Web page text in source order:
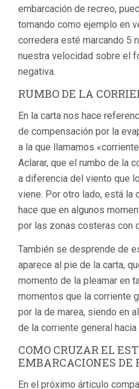
embarcación de recreo,
tomando como ejemplo en
corredera esté marcando 5
nuestra velocidad sobre el
negativa.
RUMBO DE LA
En la carta nos hace
de compensación por la
a la que llamamos
Aclarar, que el rumbo de la
a diferencia del viento que
viene. Por otro lado, está la
hace que en algunos
por las zonas costeras con
También se desprende de
aparece al pie de la carta,
momento de la pleamar en
momentos que la corriente
por la de marea, siendo en
de la corriente general
COMO CRUZAR EL
EMBARCACIONES DE
En el próximo árticulo